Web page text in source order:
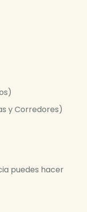
y Corredores)
puedes hacer